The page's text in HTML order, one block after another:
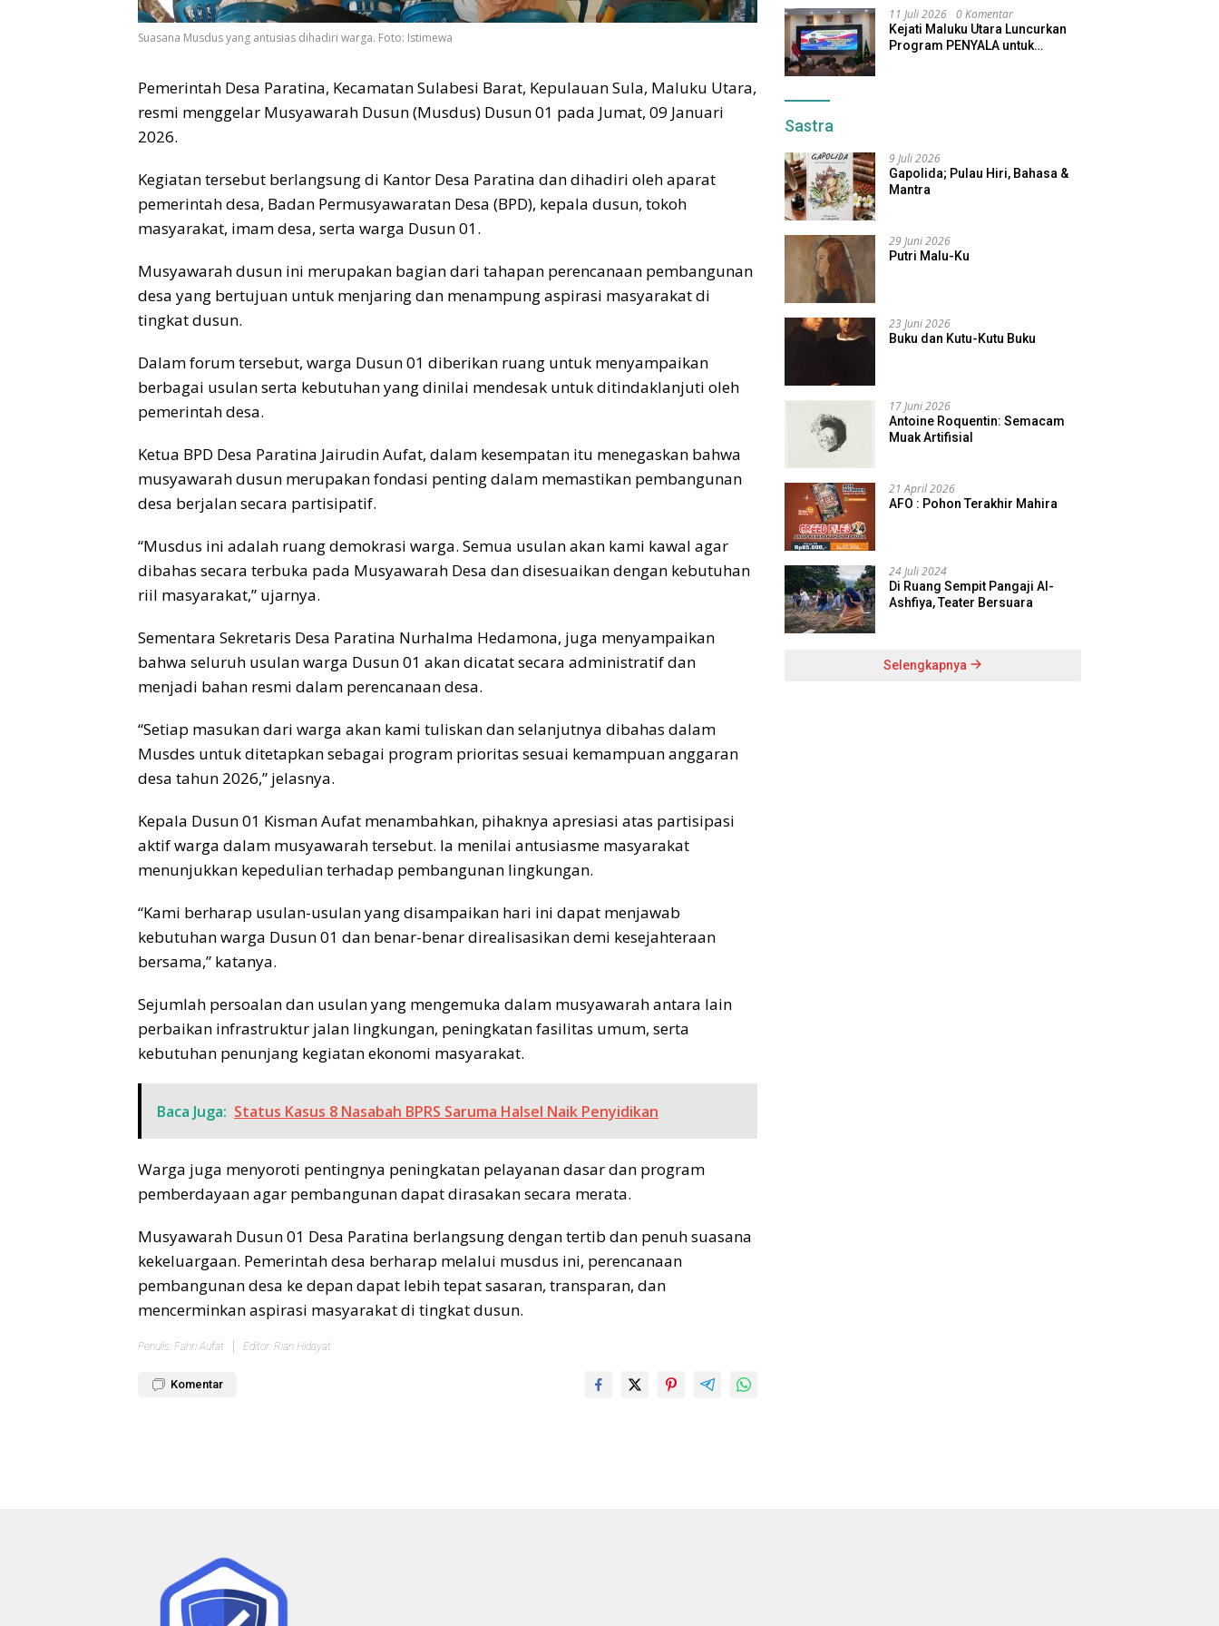
Suasana Musdus yang antusias dihadiri warga. Foto: Istimewa
Pemerintah Desa Paratina, Kecamatan Sulabesi Barat, Kepulauan Sula, Maluku Utara,
resmi menggelar Musyawarah Dusun (Musdus) Dusun 01 pada Jumat, 09 Januari
2026.
Kegiatan tersebut berlangsung di Kantor Desa Paratina dan dihadiri oleh aparat
pemerintah desa, Badan Permusyawaratan Desa (BPD), kepala dusun, tokoh
masyarakat, imam desa, serta warga Dusun 01.
Musyawarah dusun ini merupakan bagian dari tahapan perencanaan pembangunan
desa yang bertujuan untuk menjaring dan menampung aspirasi masyarakat di
tingkat dusun.
Dalam forum tersebut, warga Dusun 01 diberikan ruang untuk menyampaikan
berbagai usulan serta kebutuhan yang dinilai mendesak untuk ditindaklanjuti oleh
pemerintah desa.
Ketua BPD Desa Paratina Jairudin Aufat, dalam kesempatan itu menegaskan bahwa
musyawarah dusun merupakan fondasi penting dalam memastikan pembangunan
desa berjalan secara partisipatif.
“Musdus ini adalah ruang demokrasi warga. Semua usulan akan kami kawal agar
dibahas secara terbuka pada Musyawarah Desa dan disesuaikan dengan kebutuhan
riil masyarakat,” ujarnya.
Sementara Sekretaris Desa Paratina Nurhalma Hedamona, juga menyampaikan
bahwa seluruh usulan warga Dusun 01 akan dicatat secara administratif dan
menjadi bahan resmi dalam perencanaan desa.
“Setiap masukan dari warga akan kami tuliskan dan selanjutnya dibahas dalam
Musdes untuk ditetapkan sebagai program prioritas sesuai kemampuan anggaran
desa tahun 2026,” jelasnya.
Kepala Dusun 01 Kisman Aufat menambahkan, pihaknya apresiasi atas partisipasi
aktif warga dalam musyawarah tersebut. Ia menilai antusiasme masyarakat
menunjukkan kepedulian terhadap pembangunan lingkungan.
“Kami berharap usulan-usulan yang disampaikan hari ini dapat menjawab
kebutuhan warga Dusun 01 dan benar-benar direalisasikan demi kesejahteraan
bersama,” katanya.
Sejumlah persoalan dan usulan yang mengemuka dalam musyawarah antara lain
perbaikan infrastruktur jalan lingkungan, peningkatan fasilitas umum, serta
kebutuhan penunjang kegiatan ekonomi masyarakat.
Baca Juga: Status Kasus 8 Nasabah BPRS Saruma Halsel Naik Penyidikan
Warga juga menyoroti pentingnya peningkatan pelayanan dasar dan program
pemberdayaan agar pembangunan dapat dirasakan secara merata.
Musyawarah Dusun 01 Desa Paratina berlangsung dengan tertib dan penuh suasana
kekeluargaan. Pemerintah desa berharap melalui musdus ini, perencanaan
pembangunan desa ke depan dapat lebih tepat sasaran, transparan, dan
mencerminkan aspirasi masyarakat di tingkat dusun.
Penulis: Fahri Aufat Editor: Rian Hidayat
Komentar
11 Juli 2026 0 Komentar
Kejati Maluku Utara Luncurkan
Program PENYALA untuk
Sastra
9 Juli 2026
Gapolida; Pulau Hiri, Bahasa &
Mantra
29 Juni 2026
Putri Malu-Ku
23 Juni 2026
Buku dan Kutu-Kutu Buku
17 Juni 2026
Antoine Roquentin: Semacam
Muak Artifisial
21 April 2026
AFO : Pohon Terakhir Mahira
24 Juli 2024
Di Ruang Sempit Pangaji Al-
Ashfiya, Teater Bersuara
Selengkapnya